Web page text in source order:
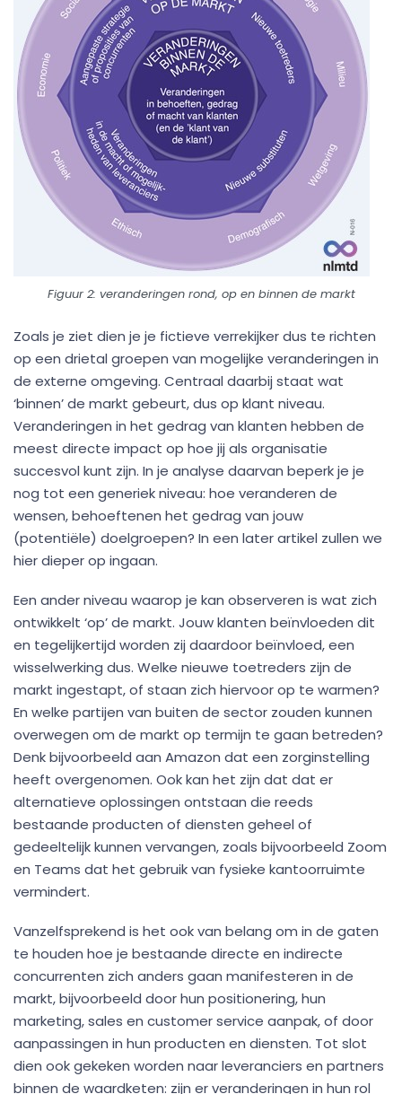
Figuur 2: veranderingen rond, op en binnen de markt
Zoals je ziet dien je je fictieve verrekijker dus te richten
op een drietal groepen van mogelijke veranderingen in
de externe omgeving. Centraal daarbij staat wat
‘binnen’ de markt gebeurt, dus op klant niveau.
Veranderingen in het gedrag van klanten hebben de
meest directe impact op hoe jij als organisatie
succesvol kunt zijn. In je analyse daarvan beperk je je
nog tot een generiek niveau: hoe veranderen de
wensen, behoeftenen het gedrag van jouw
(potentiële) doelgroepen? In een later artikel zullen we
hier dieper op ingaan.
Een ander niveau waarop je kan observeren is wat zich
ontwikkelt ‘op’ de markt. Jouw klanten beïnvloeden dit
en tegelijkertijd worden zij daardoor beïnvloed, een
wisselwerking dus. Welke nieuwe toetreders zijn de
markt ingestapt, of staan zich hiervoor op te warmen?
En welke partijen van buiten de sector zouden kunnen
overwegen om de markt op termijn te gaan betreden?
Denk bijvoorbeeld aan Amazon dat een zorginstelling
heeft overgenomen. Ook kan het zijn dat dat er
alternatieve oplossingen ontstaan die reeds
bestaande producten of diensten geheel of
gedeeltelijk kunnen vervangen, zoals bijvoorbeeld Zoom
en Teams dat het gebruik van fysieke kantoorruimte
vermindert.
Vanzelfsprekend is het ook van belang om in de gaten
te houden hoe je bestaande directe en indirecte
concurrenten zich anders gaan manifesteren in de
markt, bijvoorbeeld door hun positionering, hun
marketing, sales en customer service aanpak, of door
aanpassingen in hun producten en diensten. Tot slot
dien ook gekeken worden naar leveranciers en partners
binnen de waardketen: zijn er veranderingen in hun rol